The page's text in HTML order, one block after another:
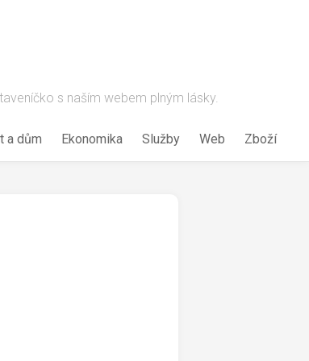
s naším webem plným lásky.
a dům Ekonomika Služby Web Zboží